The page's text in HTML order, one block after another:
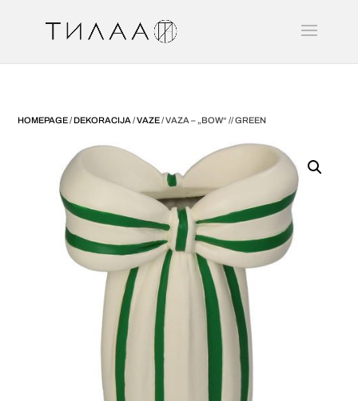
HOMEPAGE/DEKORACIJA /VAZE/ VAZA – „BOW“ // GREEN